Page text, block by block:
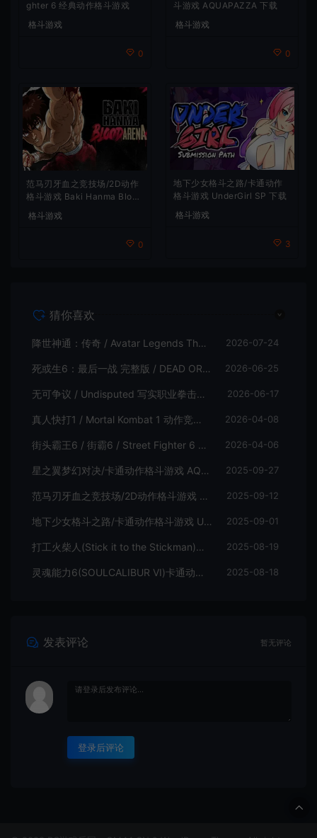
ghter 6 经典动作格斗游戏
格斗游戏
0
斗游戏 AQUAPAZZA 下载
格斗游戏
0
范马刃牙血之竞技场/2D动作
格斗游戏 Baki Hanma Blood
格斗游戏
0
地下少女格斗之路/卡通动作
格斗游戏 UnderGirl SP 下载
格斗游戏
3
猜你喜欢
降世神通：传奇 / Avatar Legends The Fighting Game 卡通格斗游戏 2026-07-24
死或生6：最后一战 完整版 / DEAD OR ALIVE 6 Last Round 卡通格斗游戏 2026-06-25
无可争议 / Undisputed 写实职业拳击格斗游戏 2026-06-17
真人快打1 / Mortal Kombat 1 动作竞技格斗游戏 2026-04-08
街头霸王6 / 街霸6 / Street Fighter 6 经典动作格斗游戏 2026-04-06
星之翼梦幻对决/卡通动作格斗游戏 AQUAPAZZA 下载 2025-09-27
范马刃牙血之竞技场/2D动作格斗游戏 Baki Hanma Blood Arena 下载 2025-09-12
地下少女格斗之路/卡通动作格斗游戏 UnderGirl SP 下载 2025-09-01
打工火柴人(Stick it to the Stickman)闯关物理格斗游戏|下载 2025-08-19
灵魂能力6(SOULCALIBUR VI)卡通动作格斗游戏|下载 2025-08-18
发表评论 暂无评论
登录后评论